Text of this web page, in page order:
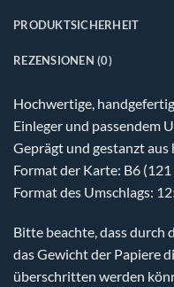
PRODUKTSICHERHEIT
REZENSIONEN (0)
Hochwertige,
Einleger und passendem
Geprägt und gestanzt aus
Format der Karte: B6 (121
Format des Umschlags:
Bitte beachte, dass durch
das Gewicht der Papiere
überschritten werden